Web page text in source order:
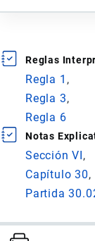
Reglas
Regla 1
Regla 3
Regla 6
Notas
Sección VI
Capítulo 30
Partida